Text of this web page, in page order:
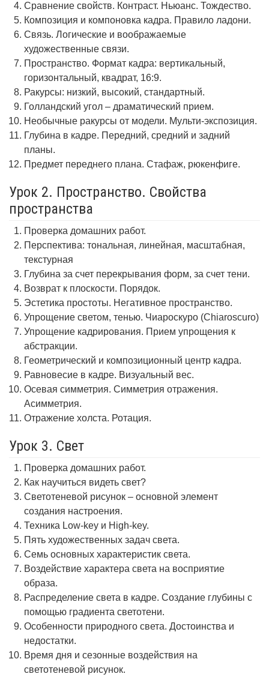
Сравнение свойств. Контраст. Ньюанс. Тождество.
Композиция и компоновка кадра. Правило ладони.
Связь. Логические и воображаемые
художественные связи.
Пространство. Формат кадра: вертикальный,
горизонтальный, квадрат, 16:9.
Ракурсы: низкий, высокий, стандартный.
Голландский угол – драматический прием.
Необычные ракурсы от модели. Мульти-экспозиция.
Глубина в кадре. Передний, средний и задний
планы.
Предмет переднего плана. Стафаж, рюкенфиге.
Урок 2. Пространство. Свойства
пространства
Проверка домашних работ.
Перспектива: тональная, линейная, масштабная,
текстурная
Глубина за счет перекрывания форм, за счет тени.
Возврат к плоскости. Порядок.
Эстетика простоты. Негативное пространство.
Упрощение светом, тенью. Чиароскуро (Chiaroscuro)
Упрощение кадрирования. Прием упрощения к
абстракции.
Геометрический и композиционный центр кадра.
Равновесие в кадре. Визуальный вес.
Осевая симметрия. Симметрия отражения.
Асимметрия.
Отражение холста. Ротация.
Урок 3. Свет
Проверка домашних работ.
Как научиться видеть свет?
Светотеневой рисунок – основной элемент
создания настроения.
Техника Low-key и High-key.
Пять художественных задач света.
Семь основных характеристик света.
Воздействие характера света на восприятие
образа.
Распределение света в кадре. Создание глубины с
помощью градиента светотени.
Особенности природного света. Достоинства и
недостатки.
Время дня и сезонные воздействия на
светотеневой рисунок.